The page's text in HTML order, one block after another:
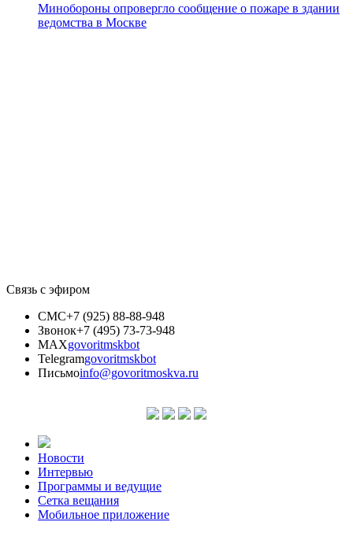
Минобороны опровергло сообщение о пожаре в здании
ведомства в Москве
Связь с эфиром
СМС+7 (925) 88-88-948
Звонок+7 (495) 73-73-948
MAXgovoritmskbot
Telegramgovoritmskbot
Письмоinfo@govoritmoskva.ru
Новости
Интервью
Программы и ведущие
Сетка вещания
Мобильное приложение